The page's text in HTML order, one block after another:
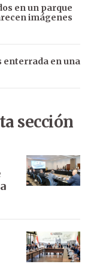
en un parque
imágenes
enterrada en una
sección